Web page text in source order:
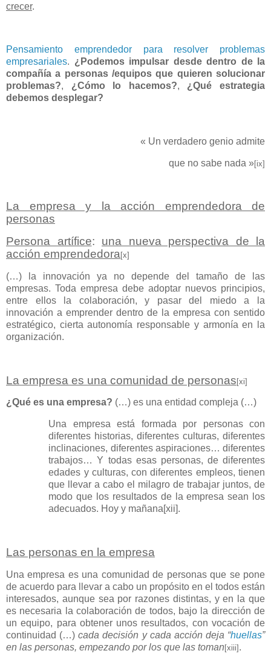
crecer.
Pensamiento emprendedor para resolver problemas
empresariales. ¿Podemos impulsar desde dentro de la
compañía a personas /equipos que quieren solucionar
problemas?, ¿Cómo lo hacemos?, ¿Qué estrategia
debemos desplegar?
« Un verdadero genio admite
que no sabe nada »[ix]
La empresa y la acción emprendedora de
personas
Persona artífice: una nueva perspectiva de la
acción emprendedora [x]
(…) la innovación ya no depende del tamaño de las
empresas. Toda empresa debe adoptar nuevos principios,
entre ellos la colaboración, y pasar del miedo a la
innovación a emprender dentro de la empresa con sentido
estratégico, cierta autonomía responsable y armonía en la
organización.
La empresa es una comunidad de personas[xi]
¿Qué es una empresa? (…) es una entidad compleja (…)
Una empresa está formada por personas con
diferentes historias, diferentes culturas, diferentes
inclinaciones, diferentes aspiraciones… diferentes
trabajos… Y todas esas personas, de diferentes
edades y culturas, con diferentes empleos, tienen
que llevar a cabo el milagro de trabajar juntos, de
modo que los resultados de la empresa sean los
adecuados. Hoy y mañana[xii].
Las personas en la empresa
Una empresa es una comunidad de personas que se pone
de acuerdo para llevar a cabo un propósito en el todos están
interesados, aunque sea por razones distintas, y en la que
es necesaria la colaboración de todos, bajo la dirección de
un equipo, para obtener unos resultados, con vocación de
continuidad (…)cada decisión y cada acción deja “huellas”
en las personas, empezando por los que las toman [xiii] .